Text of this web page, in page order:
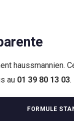
haussmannien.
au 01 39 80 13 03.
FORMULE